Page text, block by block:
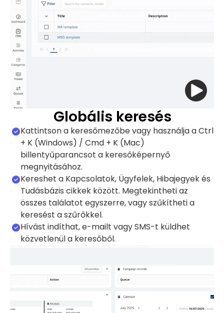
Globális keresés
Kattintson a keresőmezőbe vagy használja a Ctrl
+ K (Windows) / Cmd + K (Mac)
billentyűparancsot a keresőképernyő
megnyitásához.
Kereshet a Kapcsolatok, Ügyfelek, Hibajegyek és
Tudásbázis cikkek között. Megtekintheti az
összes találatot egyszerre, vagy szűkítheti a
keresést a szűrőkkel.
Hívást indíthat, e-mailt vagy SMS-t küldhet
közvetlenül a keresőből.